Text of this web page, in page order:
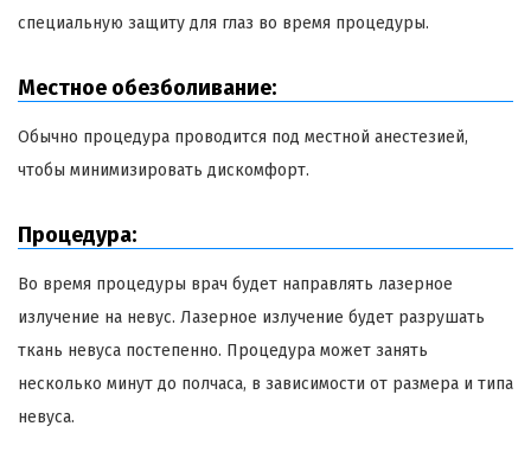
специальную защиту для глаз во время процедуры.
Местное обезболивание:
Обычно процедура проводится под местной анестезией,
чтобы минимизировать дискомфорт.
Процедура:
Во время процедуры врач будет направлять лазерное
излучение на невус. Лазерное излучение будет разрушать
ткань невуса постепенно. Процедура может занять
несколько минут до полчаса, в зависимости от размера и типа
невуса.